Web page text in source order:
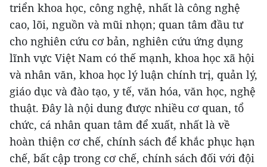
triển khoa học, công nghệ, nhất là công nghệ
cao, lõi, nguồn và mũi nhọn; quan tâm đầu tư
cho nghiên cứu cơ bản, nghiên cứu ứng dụng
lĩnh vực Việt Nam có thế mạnh, khoa học xã hội
và nhân văn, khoa học lý luận chính trị, quản lý,
giáo dục và đào tạo, y tế, văn hóa, văn học, nghệ
thuật. Đây là nội dung được nhiều cơ quan, tổ
chức, cá nhân quan tâm để xuất, nhất là về
hoàn thiện cơ chế, chính sách để khắc phục hạn
chế, bất cập trong cơ chế, chính sách đối với đội